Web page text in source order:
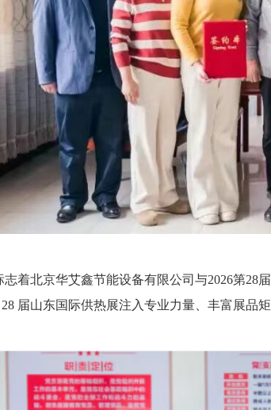
志着北京华艾鑫节能设备有限公司与2026第
28 届山东国际供热展注入专业力量、丰富展品